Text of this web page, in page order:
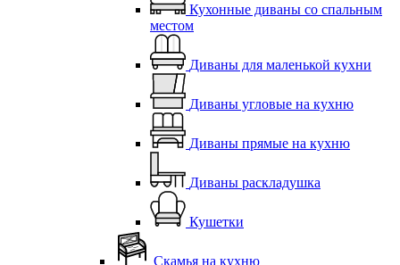
Кухонные диваны со спальным
местом
Диваны для маленькой кухни
Диваны угловые на кухню
Диваны прямые на кухню
Диваны раскладушка
Кушетки
Скамья на кухню